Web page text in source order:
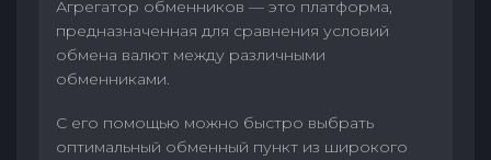
Агрегатор обменников — это платформа,
предназначенная для сравнения условий
обмена валют между различными
обменниками.
С его помощью можно быстро выбрать
оптимальный обменный пункт из широкого